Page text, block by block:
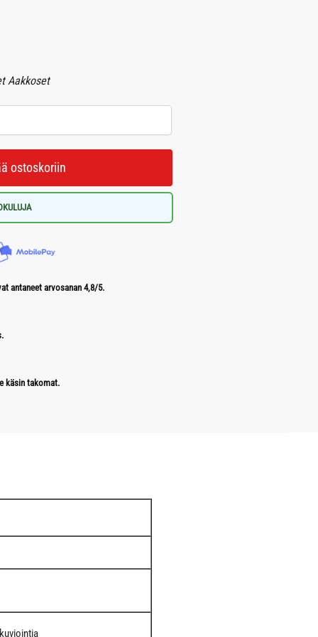
Aakkoset
ostoskoriin
antaneet arvosanan 4,8/5.
käsin takomat.